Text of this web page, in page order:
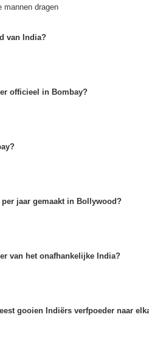
mannen dragen
van India?
officieel in Bombay?
jaar gemaakt in Bollywood?
van het onafhankelijke India?
gooien Indiërs verfpoeder naar